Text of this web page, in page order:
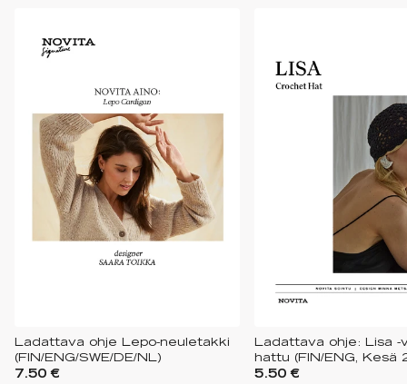
Ladattava ohje Lepo-neuletakki
(FIN/ENG/SWE/DE/NL)
7.50 €
Ladattava ohje: Lisa -
hattu (FIN/ENG, Kesä
5.50 €